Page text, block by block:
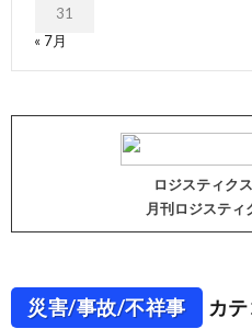
31
« 7月
ロジスティク
月刊ロジスティ
災害/事故/不祥事 カ